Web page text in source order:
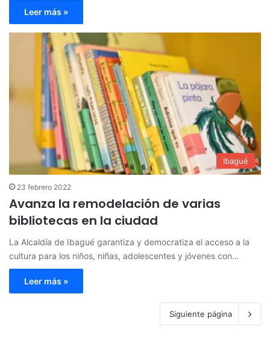
Leer más »
Ibagué
23 febrero 2022
Avanza la remodelación de varias
bibliotecas en la ciudad
La Alcaldía de Ibagué garantiza y democratiza el acceso a la
cultura para los niños, niñas, adolescentes y jóvenes con…
Leer más »
Siguiente página